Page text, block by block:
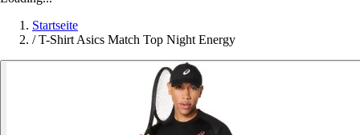
Startseite
/ T-Shirt Asics Match Top Night Energy